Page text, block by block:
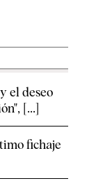
el deseo
[...]
fichaje